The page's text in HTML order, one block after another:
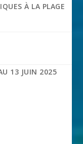
À LA PLAGE
13 JUIN 2025